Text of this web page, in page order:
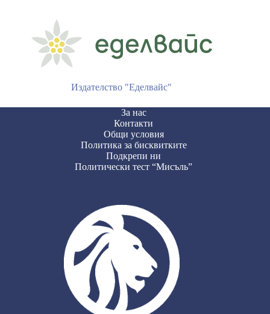
Издателство "Еделвайс"
За нас
Контакти
Общи условия
Политика за бисквитките
Подкрепи ни
Политически тест “Мисъль”